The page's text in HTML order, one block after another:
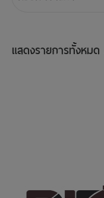
เรียงตาม
แสดงรายการทั้งหมด